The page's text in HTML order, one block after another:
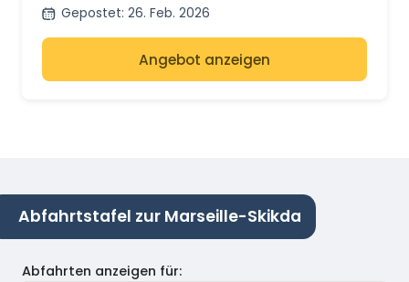
Gepostet: 26. Feb. 2026
Angebot anzeigen
Abfahrtstafel zur Marseille-Skikda
Abfahrten anzeigen für: